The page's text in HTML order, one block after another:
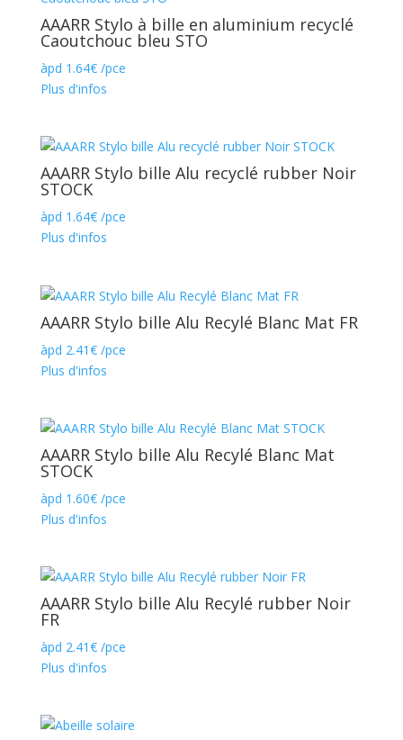
AAARR Stylo à bille en aluminium recyclé
Caoutchouc bleu STO
àpd 1.64€/pce
Plus d'infos
AAARR Stylo bille Alu recyclé rubber Noir
STOCK
àpd 1.64€/pce
Plus d'infos
AAARR Stylo bille Alu Recylé Blanc Mat FR
àpd 2.41€/pce
Plus d'infos
AAARR Stylo bille Alu Recylé Blanc Mat
STOCK
àpd 1.60€/pce
Plus d'infos
AAARR Stylo bille Alu Recylé rubber Noir
FR
àpd 2.41€/pce
Plus d'infos